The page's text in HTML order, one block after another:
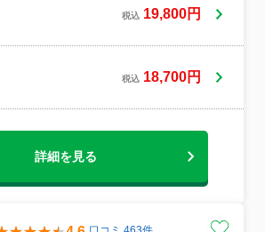
にできます》 ○○キレイになるだけじゃ
ダメ《『この人に頼んでよかった！！』を
税込 19,800円
税込 18,700円
詳細を見る